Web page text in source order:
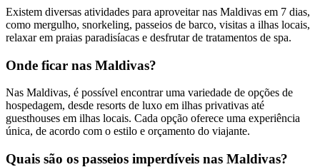
Existem diversas atividades para aproveitar nas Maldivas em 7 dias,
como mergulho, snorkeling, passeios de barco, visitas a ilhas locais,
relaxar em praias paradisíacas e desfrutar de tratamentos de spa.
Onde ficar nas Maldivas?
Nas Maldivas, é possível encontrar uma variedade de opções de
hospedagem, desde resorts de luxo em ilhas privativas até
guesthouses em ilhas locais. Cada opção oferece uma experiência
única, de acordo com o estilo e orçamento do viajante.
Quais são os passeios imperdíveis nas Maldivas?